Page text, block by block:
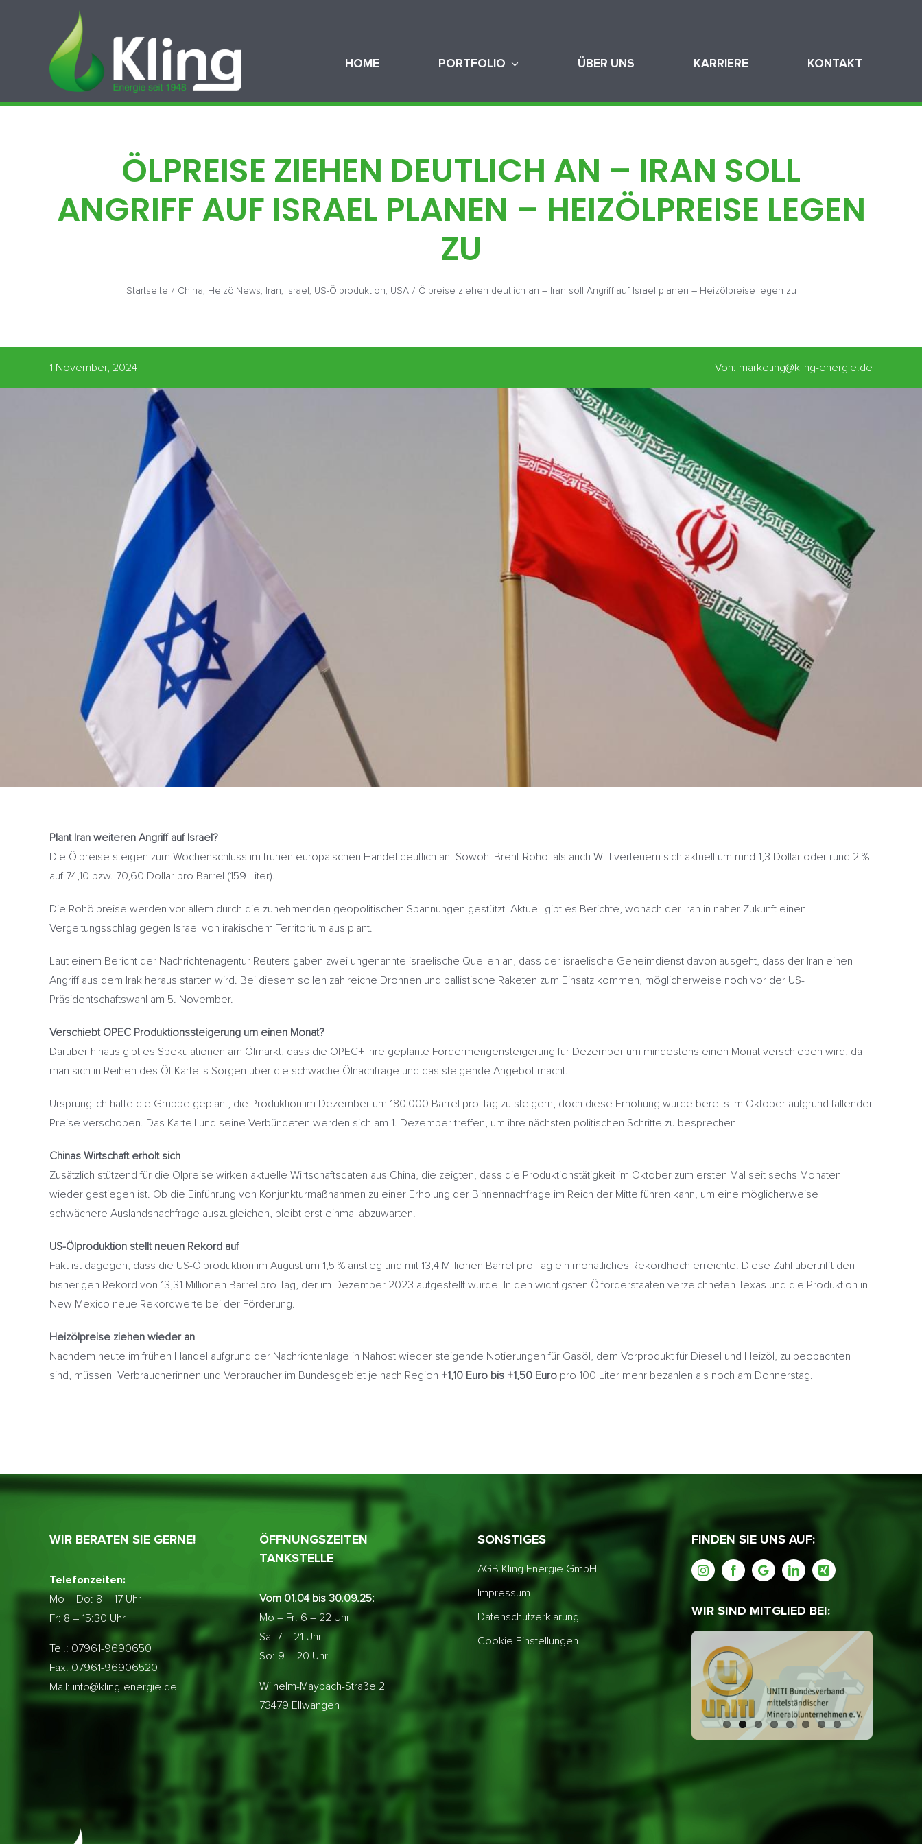
HOME PORTFOLIO ÜBER UNS KARRIERE KONTAKT
ÖLPREISE ZIEHEN DEUTLICH AN – IRAN SOLL
ANGRIFF AUF ISRAEL PLANEN – HEIZÖLPREISE LEGEN
ZU
Startseite / China, HeizölNews, Iran, Israel, US-Ölproduktion, USA / Ölpreise ziehen deutlich an – Iran soll Angriff auf Israel planen – Heizölpreise legen zu
1 November, 2024 Von: marketing@kling-energie.de
Plant Iran weiteren Angriff auf Israel?
Die Ölpreise steigen zum Wochenschluss im frühen europäischen Handel deutlich an. Sowohl Brent-Rohöl als auch WTI verteuern sich aktuell um rund 1,3 Dollar oder rund 2 %
auf 74,10 bzw. 70,60 Dollar pro Barrel (159 Liter).
Die Rohölpreise werden vor allem durch die zunehmenden geopolitischen Spannungen gestützt. Aktuell gibt es Berichte, wonach der Iran in naher Zukunft einen
Vergeltungsschlag gegen Israel von irakischem Territorium aus plant.
Laut einem Bericht der Nachrichtenagentur Reuters gaben zwei ungenannte israelische Quellen an, dass der israelische Geheimdienst davon ausgeht, dass der Iran einen
Angriff aus dem Irak heraus starten wird. Bei diesem sollen zahlreiche Drohnen und ballistische Raketen zum Einsatz kommen, möglicherweise noch vor der US-
Präsidentschaftswahl am 5. November.
Verschiebt OPEC Produktionssteigerung um einen Monat?
Darüber hinaus gibt es Spekulationen am Ölmarkt, dass die OPEC+ ihre geplante Fördermengensteigerung für Dezember um mindestens einen Monat verschieben wird, da
man sich in Reihen des Öl-Kartells Sorgen über die schwache Ölnachfrage und das steigende Angebot macht.
Ursprünglich hatte die Gruppe geplant, die Produktion im Dezember um 180.000 Barrel pro Tag zu steigern, doch diese Erhöhung wurde bereits im Oktober aufgrund fallender
Preise verschoben. Das Kartell und seine Verbündeten werden sich am 1. Dezember treffen, um ihre nächsten politischen Schritte zu besprechen.
Chinas Wirtschaft erholt sich
Zusätzlich stützend für die Ölpreise wirken aktuelle Wirtschaftsdaten aus China, die zeigten, dass die Produktionstätigkeit im Oktober zum ersten Mal seit sechs Monaten
wieder gestiegen ist. Ob die Einführung von Konjunkturmaßnahmen zu einer Erholung der Binnennachfrage im Reich der Mitte führen kann, um eine möglicherweise
schwächere Auslandsnachfrage auszugleichen, bleibt erst einmal abzuwarten.
US-Ölproduktion stellt neuen Rekord auf
Fakt ist dagegen, dass die US-Ölproduktion im August um 1,5 % anstieg und mit 13,4 Millionen Barrel pro Tag ein monatliches Rekordhoch erreichte. Diese Zahl übertrifft den
bisherigen Rekord von 13,31 Millionen Barrel pro Tag, der im Dezember 2023 aufgestellt wurde. In den wichtigsten Ölförderstaaten verzeichneten Texas und die Produktion in
New Mexico neue Rekordwerte bei der Förderung.
Heizölpreise ziehen wieder an
Nachdem heute im frühen Handel aufgrund der Nachrichtenlage in Nahost wieder steigende Notierungen für Gasöl, dem Vorprodukt für Diesel und Heizöl, zu beobachten
sind, müssen Verbraucherinnen und Verbraucher im Bundesgebiet je nach Region +1,10 Euro bis +1,50 Europro 100 Liter mehr bezahlen als noch am Donnerstag.
WIR BERATEN SIE GERNE!
Telefonzeiten:
Mo – Do:8 – 17 Uhr
Fr: 8 – 15:30 Uhr
Tel.: 07961-9690650
Fax: 07961-96906520
Mail: info@kling-energie.de
ÖFFNUNGSZEITEN
TANKSTELLE
Vom 01.04 bis 30.09.25:
Mo – Fr: 6 – 22 Uhr
Sa: 7 – 21 Uhr
So: 9 – 20 Uhr
Wilhelm-Maybach-Straße 2
73479 Ellwangen
SONSTIGES
AGB Kling Energie GmbH
Impressum
Datenschutzerklärung
Cookie Einstellungen
FINDEN SIE UNS AUF:
WIR SIND MITGLIED BEI: